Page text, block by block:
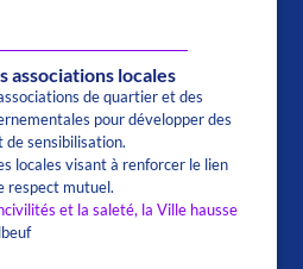
associations locales
de quartier et des
pour développer des
sensibilisation.
locales visant à renforcer le lien
respect mutuel.
et la saleté, la Ville hausse